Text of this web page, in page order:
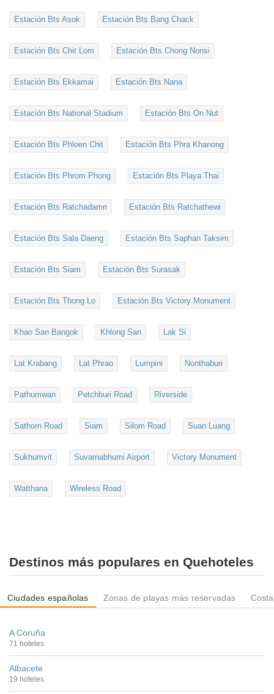
Estación Bts Asok Estación Bts Bang Chack
Estación Bts Chit Lom Estación Bts Chong Nonsi
Estación Bts Ekkamai Estación Bts Nana
Estación Bts National Stadium Estación Bts On Nut
Estación Bts Phloen Chit Estación Bts Phra Khanong
Estación Bts Phrom Phong Estación Bts Playa Thai
Estación Bts Ratchadamri Estación Bts Ratchathewi
Estación Bts Sala Daeng Estación Bts Saphan Taksim
Estación Bts Siam Estación Bts Surasak
Estación Bts Thong Lo Estación Bts Victory Monument
Khao San Bangok Khlong San Lak Si
Lat Krabang Lat Phrao Lumpini Nonthaburi
Pathumwan Petchburi Road Riverside
Sathorn Road Siam Silom Road Suan Luang
Sukhumvit Suvarnabhumi Airport Victory Monument
Watthana Wireless Road
Destinos más populares en Quehoteles
Ciudades españolas Zonas de playas más reservadas
A Coruña
71 hoteles
Albacete
19 hoteles